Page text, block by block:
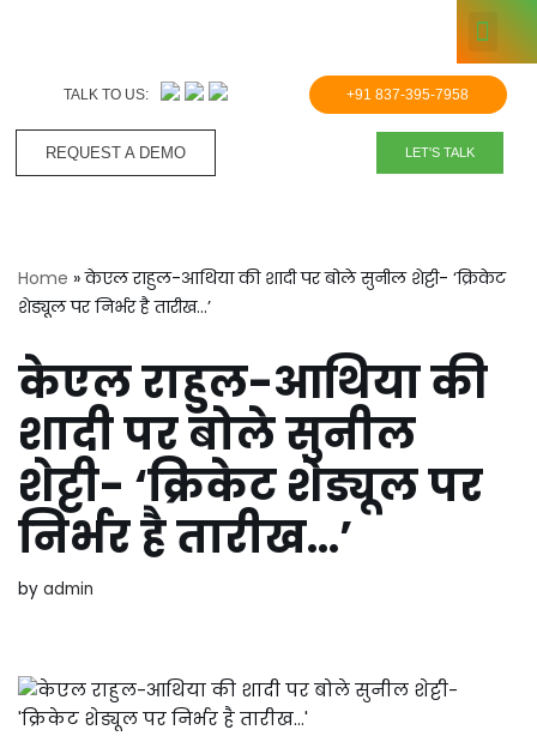
TALK TO US: +91 837-395-7958
REQUEST A DEMO​ LET'S TALK
Home »केएल राहुल-आथिया की शादी पर बोले सुनील शेट्टी- ‘क्रिकेट
शेड्यूल पर निर्भर है तारीख…’
केएल राहुल-आथिया की
शादी पर बोले सुनील
शेट्टी- ‘क्रिकेट शेड्यूल पर
निर्भर है तारीख…’
by admin